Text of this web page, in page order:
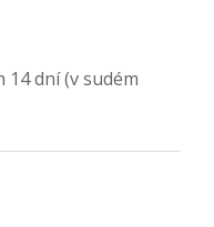
14 dní (v sudém